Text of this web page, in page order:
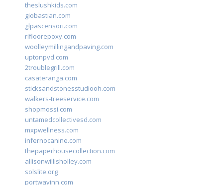
theslushkids.com
giobastian.com
glpascensori.com
rifloorepoxy.com
woolleymillingandpaving.com
uptonpvd.com
2troublegrill.com
casateranga.com
sticksandstonesstudiooh.com
walkers-treeservice.com
shopmossi.com
untamedcollectivesd.com
mxpwellness.com
infernocanine.com
thepaperhousecollection.com
allisonwillisholley.com
solslite.org
portwayinn.com